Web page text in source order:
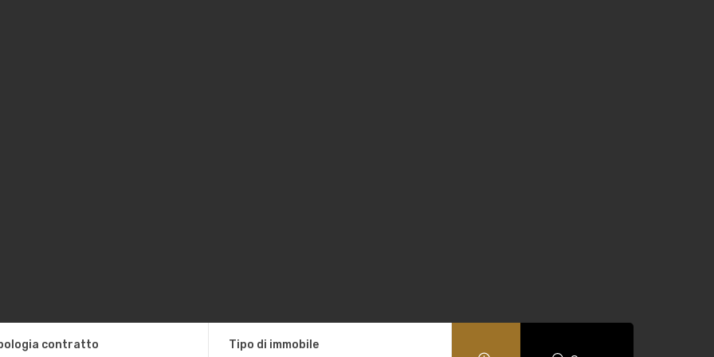
contratto Tipo di immobile